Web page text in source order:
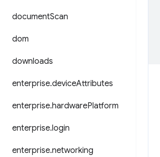
documentScan
dom
downloads
enterprise.deviceAttributes
enterprise.hardwarePlatform
enterprise.login
enterprise.networking